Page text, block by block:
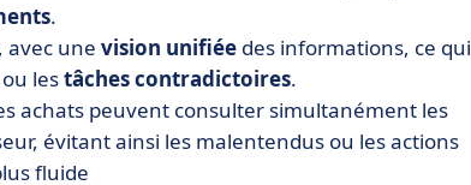
.
, avec une vision unifiée des informations, ce qui
ou lestâchescontradictoires.
achats peuvent consulter simultanément les
évitant ainsi les malentendus ou les actions
fluide